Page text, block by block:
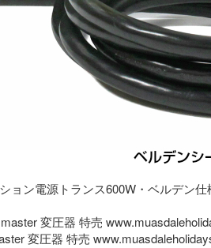
ョン電源トランス600W・ベルデン仕
変圧器 特売